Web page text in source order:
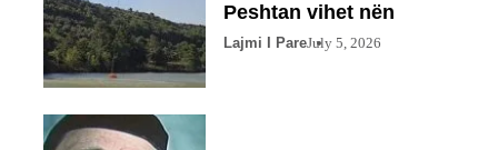
Peshtan vihet nën
Lajmi I PareJuly 5, 2026